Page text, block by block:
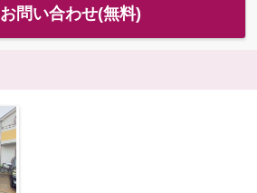
お問い合わせ(無料)